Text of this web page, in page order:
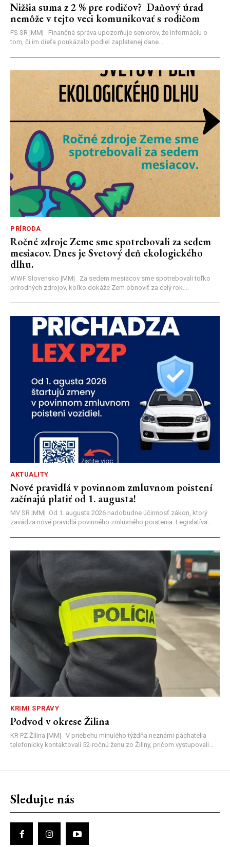
Nižšia suma z 2 % pre rodičov? Daňový úrad
nemôže v tejto veci komunikovať s rodičom
FS SR |MM| Finančná správa upozorňuje seniorov, že informáciu o
tom, či im dieťa poukázalo podiel zaplatenej dane...
PRÍRODA
Ročné zdroje Zeme sme spotrebovali za sedem
mesiacov. Dnes je Svetový deň ekologického
dlhu.
WWF Slovensko |MM| Za sedem mesiacov sme spotrebovali toľko
prírodných zdrojov, koľko dokáže Zem obnoviť za celý rok....
AKTUALITY
Nové pravidlá v povinnom zmluvnom poistení
začínajú platiť od 1. augusta!
MV SR |MM| Od 1. augusta 2026 nadobudne účinnosť zákon, ktorý
zavádza nové pravidlá povinného zmluvného poistenia. Legislatíva...
KRIMI SPRÁVY
Podvod v okrese Žilina
KR PZ Žilina |MM| V priebehu minulého týždňa neznámi páchatelia
telefonicky kontaktovali 52-ročnú ženu zo Žiliny, pričom vystupovali...
Sledujte nás